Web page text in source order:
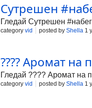
Сутрешен
Гледай Сутрешен
category vid posted by Shella 1
???? Аромат на
Гледай ???? Аромат на
category vid posted by Shella 1